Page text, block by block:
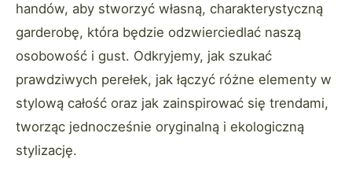
handów, aby stworzyć własną, charakterystyczną
garderobę, która będzie odzwierciedlać naszą
osobowość i gust. Odkryjemy, jak szukać
prawdziwych perełek, jak łączyć różne elementy w
stylową całość oraz jak zainspirować się trendami,
tworząc jednocześnie oryginalną i ekologiczną
stylizację.